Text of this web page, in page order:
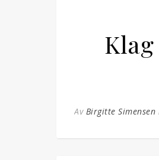
Av Birgitte Simensen